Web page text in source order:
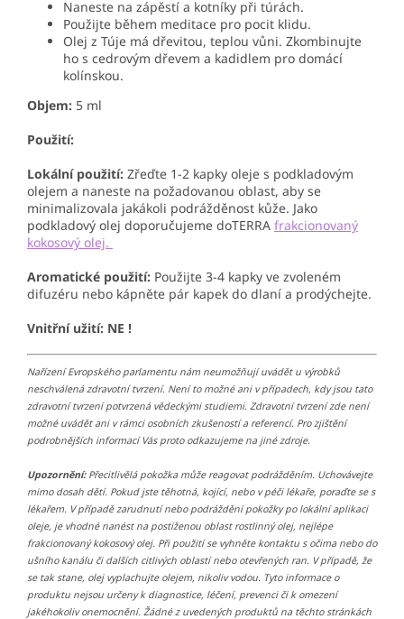
Naneste na zápěstí a kotníky při túrách.
Použijte během meditace pro pocit klidu.
Olej z Túje má dřevitou, teplou vůni. Zkombinujte
ho s cedrovým dřevem a kadidlem pro domácí
kolínskou.
Objem: 5 ml
Použití:
Lokální použití: Zřeďte 1-2 kapky oleje s podkladovým
olejem a naneste na požadovanou oblast, aby se
minimalizovala jakákoli podrážděnost kůže. Jako
podkladový olej doporučujeme doTERRA frakcionovaný
kokosový olej.
Aromatické použití: Použijte 3-4 kapky ve zvoleném
difuzéru nebo kápněte pár kapek do dlaní a prodýchejte.
Vnitřní užití: NE !
Nařízení Evropského parlamentu nám neumožňují uvádět u výrobků
neschválená zdravotní tvrzení. Není to možné ani v případech, kdy jsou tato
zdravotní tvrzení potvrzená vědeckými studiemi. Zdravotní tvrzení zde není
možné uvádět ani v rámci osobních zkušeností a referencí. Pro zjištění
podrobnějších informací Vás proto odkazujeme na jiné zdroje.
Upozornění:Přecitlivělá pokožka může reagovat podrážděním. Uchovávejte
mimo dosah dětí. Pokud jste těhotná, kojící, nebo v péči lékaře, poraďte se s
lékařem. V případě zarudnutí nebo podráždění pokožky po lokální aplikaci
oleje, je vhodné nanést na postiženou oblast rostlinný olej, nejlépe
frakcionovaný kokosový olej. Při použití se vyhněte kontaktu s očima nebo do
ušního kanálu či dalších citlivých oblastí nebo otevřených ran. V případě, že
se tak stane, olej vyplachujte olejem, nikoliv vodou. Tyto informace o
produktu nejsou určeny k diagnostice, léčení, prevenci či k omezení
jakéhokoliv onemocnění. Žádné z uvedených produktů na těchto stránkách